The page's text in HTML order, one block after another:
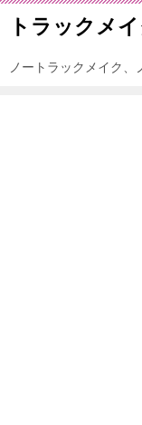
トラックメ
ノートラックメイク、